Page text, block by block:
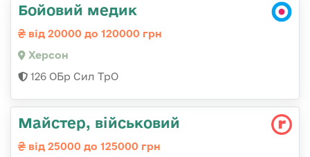
Бойовий медик
від 20000 до 120000 грн
Херсон
126 ОБр Сил ТрО
Майстеp, військовий
від 25000 до 125000 грн